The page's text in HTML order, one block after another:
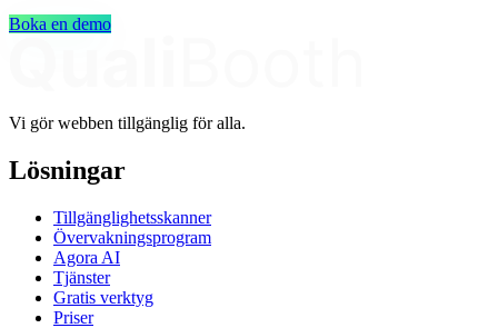
Boka en demo
Vi gör webben tillgänglig för alla.
Lösningar
Tillgänglighetsskanner
Övervakningsprogram
Agora AI
Tjänster
Gratis verktyg
Priser